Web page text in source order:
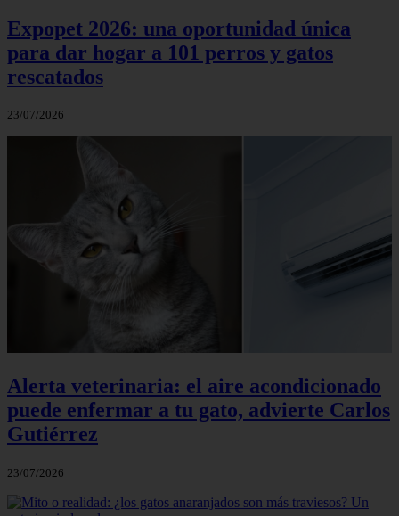
Expopet 2026: una oportunidad única
para dar hogar a 101 perros y gatos
rescatados
23/07/2026
Alerta veterinaria: el aire acondicionado
puede enfermar a tu gato, advierte Carlos
Gutiérrez
23/07/2026